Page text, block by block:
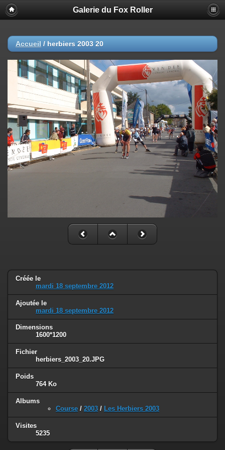
Galerie du Fox Roller
Accueil / herbiers 2003 20
Créée le
mardi 18 septembre 2012
Ajoutée le
mardi 18 septembre 2012
Dimensions
1600*1200
Fichier
herbiers_2003_20.JPG
Poids
764 Ko
Albums
Course / 2003 / Les Herbiers 2003
Visites
5235